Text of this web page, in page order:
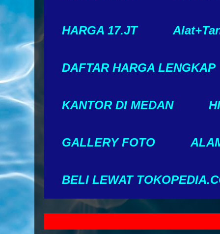
HARGA 17.JT
DAFTAR HARGA LENGKAP
KANTOR DI MEDAN
GALLERY FOTO
BELI LEWAT